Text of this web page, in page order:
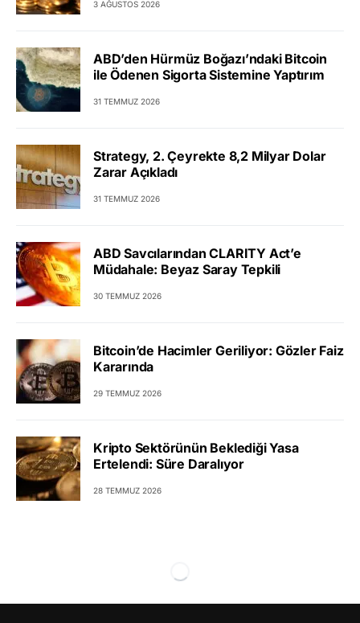
3 AĞUSTOS 2026
ABD’den Hürmüz Boğazı’ndaki Bitcoin
ile Ödenen Sigorta Sistemine Yaptırım
31 TEMMUZ 2026
Strategy, 2. Çeyrekte 8,2 Milyar Dolar
Zarar Açıkladı
31 TEMMUZ 2026
ABD Savcılarından CLARITY Act’e
Müdahale: Beyaz Saray Tepkili
30 TEMMUZ 2026
Bitcoin’de Hacimler Geriliyor: Gözler Faiz
Kararında
29 TEMMUZ 2026
Kripto Sektörünün Beklediği Yasa
Ertelendi: Süre Daralıyor
28 TEMMUZ 2026